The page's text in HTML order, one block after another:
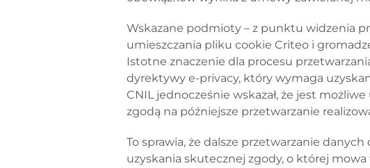
Wskazane podmioty – z punktu widzenia
umieszczania pliku cookie Criteo i
Istotne znaczenie dla procesu
dyrektywy e-privacy, który wymaga
CNIL jednocześnie wskazał, że jest
zgodą na późniejsze przetwarzanie
To sprawia, że dalsze przetwarzanie
uzyskania skutecznej zgody, o której